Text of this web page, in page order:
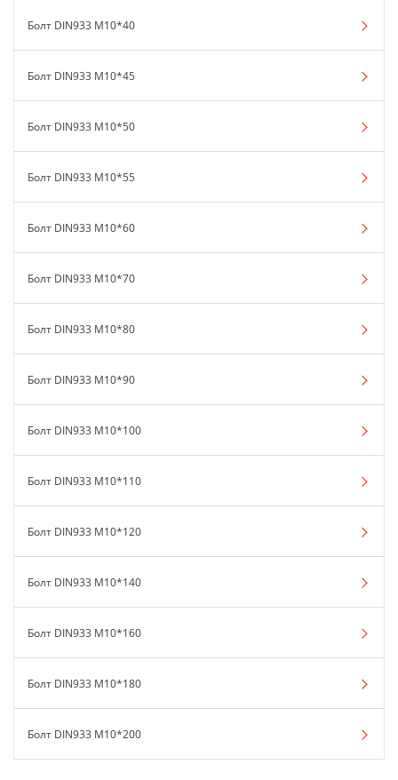
Болт DIN933 М10*40
Болт DIN933 М10*45
Болт DIN933 М10*50
Болт DIN933 М10*55
Болт DIN933 М10*60
Болт DIN933 М10*70
Болт DIN933 М10*80
Болт DIN933 М10*90
Болт DIN933 М10*100
Болт DIN933 М10*110
Болт DIN933 М10*120
Болт DIN933 М10*140
Болт DIN933 М10*160
Болт DIN933 М10*180
Болт DIN933 М10*200